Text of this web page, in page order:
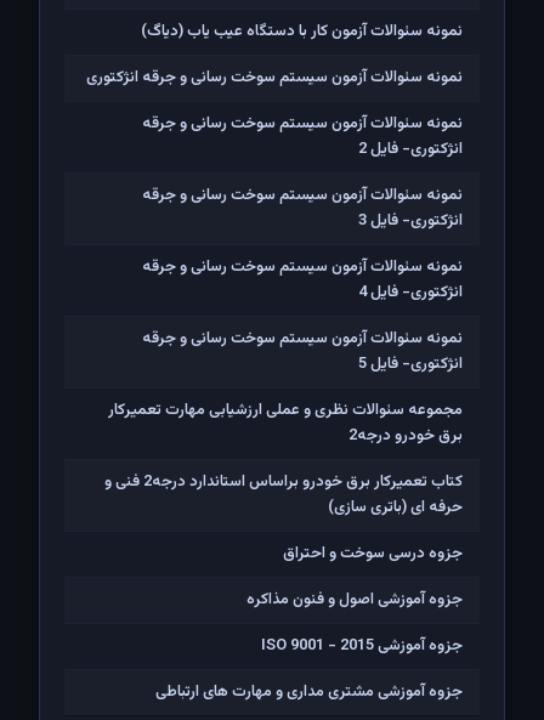
نمونه سئوالات آزمون کار با دستگاه عیب یاب (دیاگ)
نمونه سئوالات آزمون سیستم سوخت رسانی و جرقه انژکتوری
نمونه سئوالات آزمون سیستم سوخت رسانی و جرقه
انژکتوری- فایل 2
نمونه سئوالات آزمون سیستم سوخت رسانی و جرقه
انژکتوری- فایل 3
نمونه سئوالات آزمون سیستم سوخت رسانی و جرقه
انژکتوری- فایل 4
نمونه سئوالات آزمون سیستم سوخت رسانی و جرقه
انژکتوری- فایل 5
مجموعه سئوالات نظری و عملی ارزشیابی مهارت تعمیرکار
برق خودرو درجه2
کتاب تعمیرکار برق خودرو براساس استاندارد درجه2 فنی و
حرفه ای (باتری سازی)
جزوه درسی سوخت و احتراق
جزوه آموزشی اصول و فنون مذاکره
جزوه آموزشی ISO 9001 - 2015
جزوه آموزشی مشتری مداری و مهارت های ارتباطی